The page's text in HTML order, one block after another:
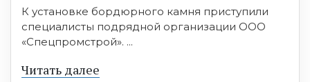
К установке бордюрного камня приступили
специалисты подрядной организации ООО
«Спецпромстрой». ...
Читать далее